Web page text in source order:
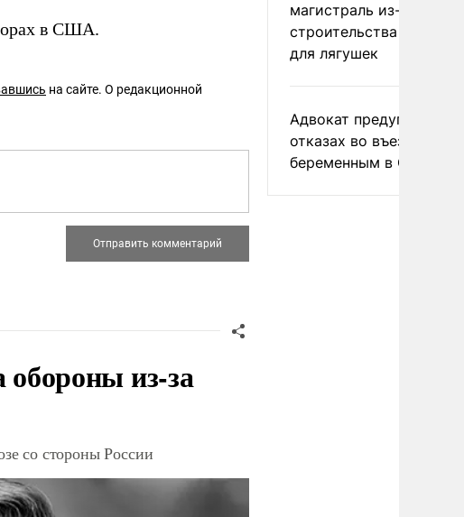
в США.
на сайте. О редакционной
из-за
со стороны России
магистраль из-за
строительства
для лягушек
Адвокат предупредил
отказах во въезде
беременным в США